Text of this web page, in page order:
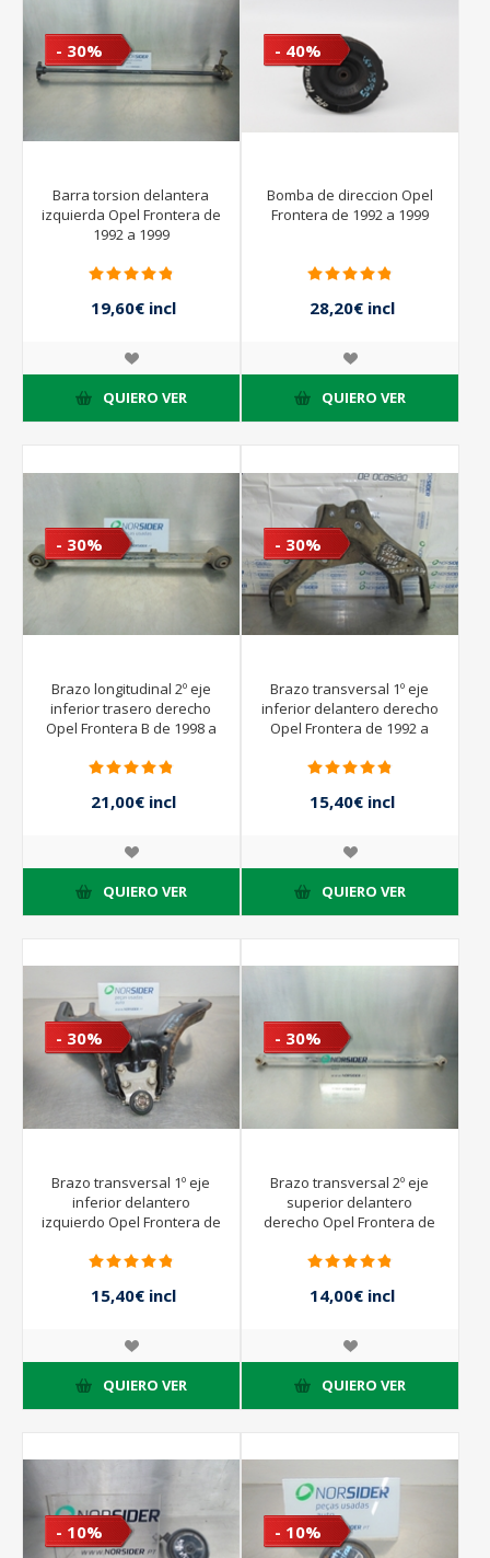
- 30%
Barra torsion delantera
izquierda Opel Frontera de
1992 a 1999
19,60€ incl
impuestos
QUIERO VER
- 40%
Bomba de direccion Opel
Frontera de 1992 a 1999
28,20€ incl
impuestos
QUIERO VER
- 30%
Brazo longitudinal 2º eje
inferior trasero derecho
Opel Frontera B de 1998 a
21,00€ incl
impuestos
QUIERO VER
- 30%
Brazo transversal 1º eje
inferior delantero derecho
Opel Frontera de 1992 a
15,40€ incl
impuestos
QUIERO VER
- 30%
Brazo transversal 1º eje
inferior delantero
izquierdo Opel Frontera de
15,40€ incl
impuestos
QUIERO VER
- 30%
Brazo transversal 2º eje
superior delantero
derecho Opel Frontera de
14,00€ incl
impuestos
QUIERO VER
- 10% - 10%